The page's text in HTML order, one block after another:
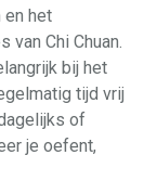
en het
van Chi Chuan.
bij het
tijd vrij
of
je oefent,